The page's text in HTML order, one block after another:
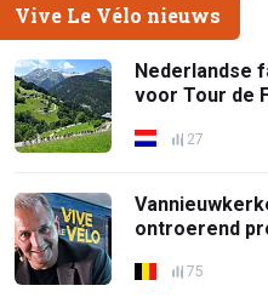
Vive Le Vélo nieuws
Nederlandse
voor Tour de
27
ontroerend
75